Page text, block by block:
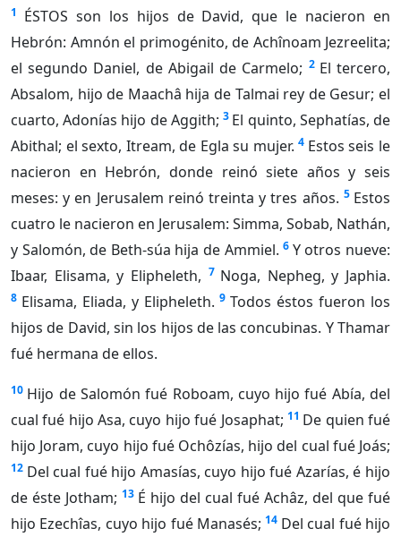
1
ÉSTOS son los hijos de David, que le nacieron en
Hebrón: Amnón el primogénito, de Achînoam Jezreelita;
el segundo Daniel, de Abigail de Carmelo; 2 El tercero,
Absalom, hijo de Maachâ hija de Talmai rey de Gesur; el
cuarto, Adonías hijo de Aggith; 3 El quinto, Sephatías, de
Abithal; el sexto, Itream, de Egla su mujer. 4 Estos seis le
nacieron en Hebrón, donde reinó siete años y seis
meses: y en Jerusalem reinó treinta y tres años. 5 Estos
cuatro le nacieron en Jerusalem: Simma, Sobab, Nathán,
y Salomón, de Beth-súa hija de Ammiel. 6 Y otros nueve:
Ibaar, Elisama, y Elipheleth, 7 Noga, Nepheg, y Japhia.
8 Elisama, Eliada, y Elipheleth. 9 Todos éstos fueron los
hijos de David, sin los hijos de las concubinas. Y Thamar
fué hermana de ellos.
10 Hijo de Salomón fué Roboam, cuyo hijo fué Abía, del
cual fué hijo Asa, cuyo hijo fué Josaphat; 11 De quien fué
hijo Joram, cuyo hijo fué Ochôzías, hijo del cual fué Joás;
12 Del cual fué hijo Amasías, cuyo hijo fué Azarías, é hijo
de éste Jotham; 13 É hijo del cual fué Achâz, del que fué
hijo Ezechîas, cuyo hijo fué Manasés; 14 Del cual fué hijo